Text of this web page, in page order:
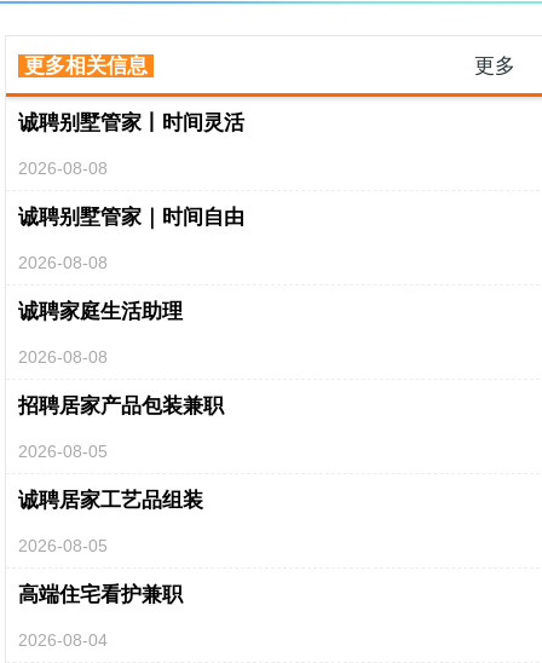
更多相关信息 更多
诚聘别墅管家丨时间灵活
2026-08-08
诚聘别墅管家｜时间自由
2026-08-08
诚聘家庭生活助理
2026-08-08
招聘居家产品包装兼职
2026-08-05
诚聘居家工艺品组装
2026-08-05
高端住宅看护兼职
2026-08-04